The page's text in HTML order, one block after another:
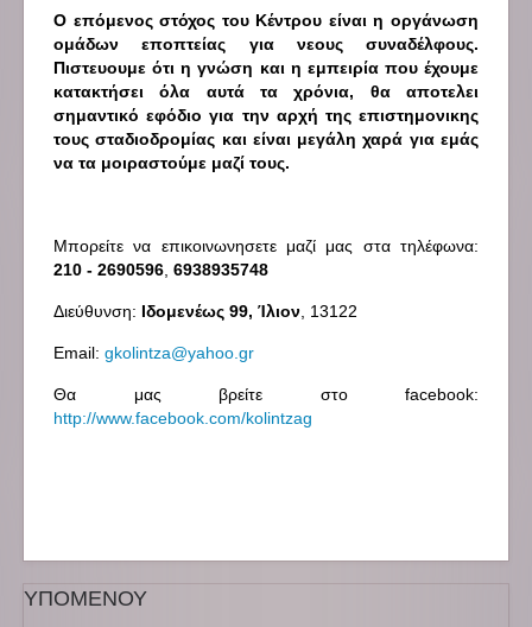
Ο επόμενος στόχος του Κέντρου είναι η οργάνωση
ομάδων εποπτείας για νεους συναδέλφους.
Πιστευουμε ότι η γνώση και η εμπειρία που έχουμε
κατακτήσει όλα αυτά τα χρόνια, θα αποτελει
σημαντικό εφόδιο για την αρχή της επιστημονικης
τους σταδιοδρομίας και είναι μεγάλη χαρά για εμάς
να τα μοιραστούμε μαζί τους.
Μπορείτε να επικοινωνησετε μαζί μας στα τηλέφωνα:
210 - 2690596 6938935748
Διεύθυνση: Ιδομενέως 99, Ίλιον , 13122
Email: gkolintza@yahoo.gr
Θα μας βρείτε στο facebook:
http://www.facebook.com/kolintzag
ΥΠΟΜΕΝΟΥ